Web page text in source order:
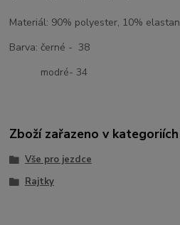
Materiál: 90% polyester, 10% elastan
Barva: černé - 38
modré- 34
Zboží zařazeno v kategoriích
Vše pro jezdce
Rajtky